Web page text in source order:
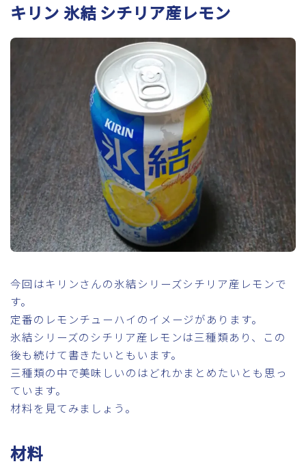
キリン 氷結 シチリア産レモン
今回はキリンさんの氷結シリーズシチリア産レモンで
す。
定番のレモンチューハイのイメージがあります。
氷結シリーズのシチリア産レモンは三種類あり、この
後も続けて書きたいともいます。
三種類の中で美味しいのはどれかまとめたいとも思っ
ています。
材料を見てみましょう。
材料